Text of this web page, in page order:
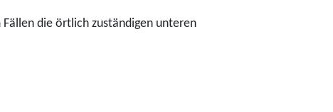
die örtlich zuständigen unteren